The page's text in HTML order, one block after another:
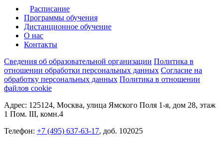
Расписание
Программы обучения
Дистанционное обучение
О нас
Контакты
Сведения об образовательной организации Политика в
отношении обработки персональных данных Согласие на
обработку персональных данных Политика в отношении
файлов cookie
Адрес: 125124, Москва, улица Ямского Поля 1-я, дом 28, этаж
1 Пом. III, комн.4
Телефон: +7 (495) 637-63-17, доб. 102025